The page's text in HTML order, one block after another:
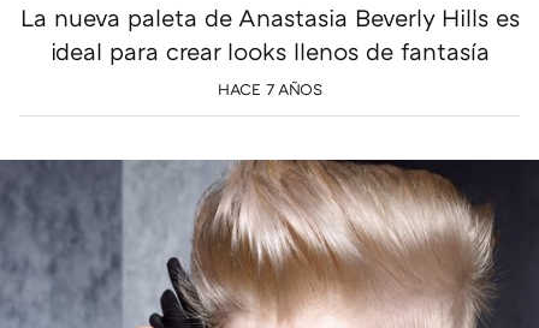
La nueva paleta de Anastasia Beverly Hills es
ideal para crear looks llenos de fantasía
HACE 7 AÑOS